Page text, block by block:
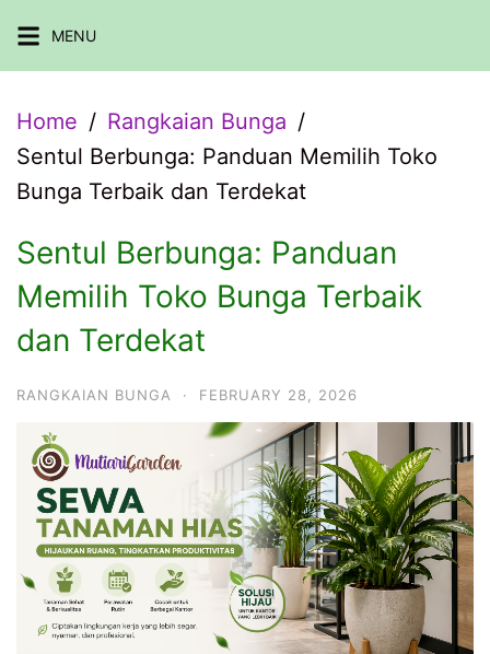
to
MENU
Home
Rangkaian Bunga
Sentul Berbunga: Panduan Memilih Toko
Bunga Terbaik dan Terdekat
Sentul Berbunga: Panduan
Memilih Toko Bunga Terbaik
dan Terdekat
RANGKAIAN BUNGA · FEBRUARY 28, 2026